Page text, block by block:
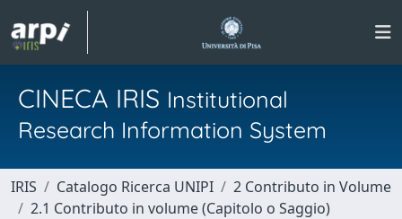
CINECA IRIS Institutional
Research Information System
IRIS Catalogo Ricerca UNIPI
2 Contributo in Volume
2.1 Contributo in volume (Capitolo o Saggio)